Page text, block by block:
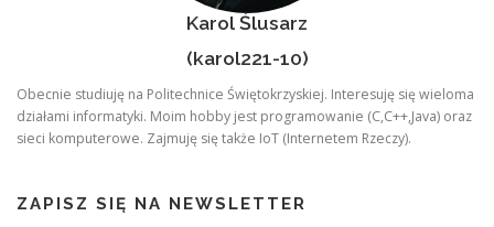
Karol Ślusarz
(karol221-10)
Obecnie studiuję na Politechnice Świętokrzyskiej. Interesuję się wieloma
działami informatyki. Moim hobby jest programowanie (C,C++,Java) oraz
sieci komputerowe. Zajmuję się także IoT (Internetem Rzeczy).
ZAPISZ SIĘ NA NEWSLETTER